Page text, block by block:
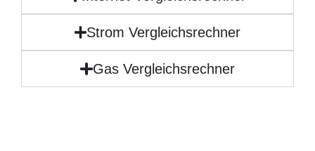
Strom Vergleichsrechner
Gas Vergleichsrechner